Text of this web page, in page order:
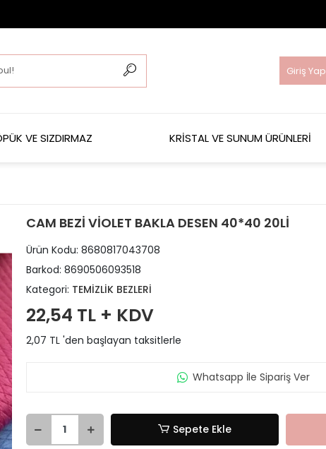
Giriş Yap
VE SIZDIRMAZ KRİSTAL VE SUNUM ÜRÜNLERİ
CAM BEZİ VİOLET BAKLA DESEN 40*40 20Lİ
Ürün Kodu: 8680817043708
Barkod: 8690506093518
Kategori: TEMİZLİK BEZLERİ
22,54 TL + KDV
2,07 TL 'den başlayan taksitlerle
Whatsapp İle Sipariş Ver
Sepete Ekle